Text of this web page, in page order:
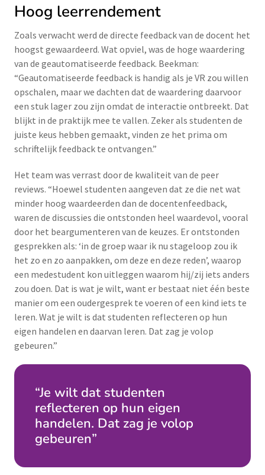
Hoog leerrendement
Zoals verwacht werd de directe feedback van de docent het
hoogst gewaardeerd. Wat opviel, was de hoge waardering
van de geautomatiseerde feedback. Beekman:
“Geautomatiseerde feedback is handig als je VR zou willen
opschalen, maar we dachten dat de waardering daarvoor
een stuk lager zou zijn omdat de interactie ontbreekt. Dat
blijkt in de praktijk mee te vallen. Zeker als studenten de
juiste keus hebben gemaakt, vinden ze het prima om
schriftelijk feedback te ontvangen.”
Het team was verrast door de kwaliteit van de peer
reviews. “Hoewel studenten aangeven dat ze die net wat
minder hoog waardeerden dan de docentenfeedback,
waren de discussies die ontstonden heel waardevol, vooral
door het beargumenteren van de keuzes. Er ontstonden
gesprekken als: ‘in de groep waar ik nu stageloop zou ik
het zo en zo aanpakken, om deze en deze reden’, waarop
een medestudent kon uitleggen waarom hij/zij iets anders
zou doen. Dat is wat je wilt, want er bestaat niet één beste
manier om een oudergesprek te voeren of een kind iets te
leren. Wat je wilt is dat studenten reflecteren op hun
eigen handelen en daarvan leren. Dat zag je volop
gebeuren.”
“Je wilt dat studenten
reflecteren op hun eigen
handelen. Dat zag je volop
gebeuren”